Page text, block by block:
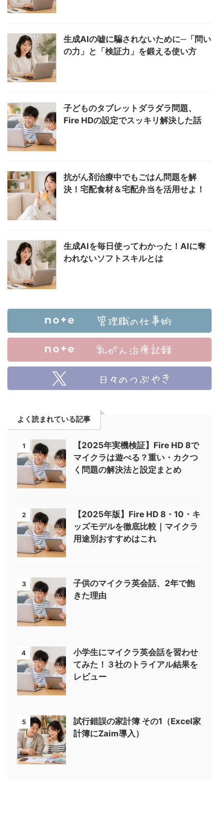
生成AIの嘘に騙されないために─「問い
の力」と「検証力」を鍛える使い方
子どものタブレットダラダラ問題、
Fire HDの設定でスッキリ解決した話
抗がん剤治療中でもごはん問題を解
決！宅配食材＆宅配弁当を活用せよ！
生成AIを毎日使ってわかった！AIに奪
われないソフトスキルとは
よく読まれている記事
1
【2025年実機検証】Fire HD 8で
マイクラは遊べる？重い・カクつ
く問題の解決法と設定まとめ
2
【2025年版】Fire HD 8・10・キ
ッズモデルを徹底比較｜マイクラ
用途別おすすめはこれ
3
子供のマイクラ英会話、2年で飽
きた理由
4
小学生にマイクラ英会話を習わせ
てみた！３社のトライアル結果を
レビュー
5
試行錯誤の家計簿 その1（Excel家
計簿にZaim導入）